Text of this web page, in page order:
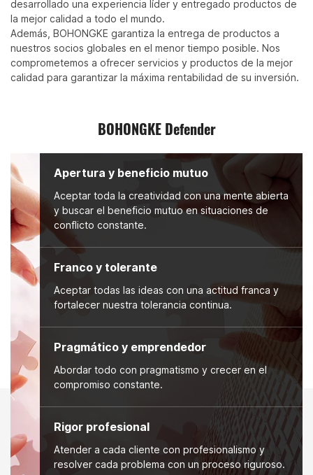
desarrollado una experiencia líder y entregado productos de
la mejor calidad a todo el mundo.
Además, BOHONGKE garantiza la entrega de productos a
nuestros socios globales en el menor tiempo posible. Nos
comprometemos a ofrecer servicios y productos de la mejor
calidad para garantizar la máxima rentabilidad de su inversión.
BOHONGKE Defender
Apertura y beneficio mutuo
Aceptar toda la creatividad con una mente abierta
y buscar el beneficio mutuo en situaciones de
conflicto constante.
Franco y tolerante
Aceptar todas las ideas con una actitud franca y
fortalecer nuestra tolerancia continua.
Pragmático y emprendedor
Abordar todo con pragmatismo y crecer en el
compromiso constante.
Rigor profesional
Atender a cada cliente con profesionalismo y
resolver cada problema con un proceso riguroso.